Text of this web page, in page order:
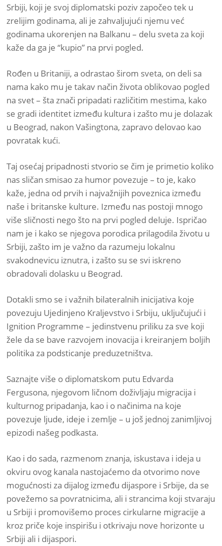
Srbiji, koji je svoj diplomatski poziv započeo tek u
zrelijim godinama, ali je zahvaljujući njemu već
godinama ukorenjen na Balkanu – delu sveta za koji
kaže da ga je “kupio” na prvi pogled.
Rođen u Britaniji, a odrastao širom sveta, on deli sa
nama kako mu je takav način života oblikovao pogled
na svet – šta znači pripadati različitim mestima, kako
se gradi identitet između kultura i zašto mu je dolazak
u Beograd, nakon Vašingtona, zapravo delovao kao
povratak kući.
Taj osećaj pripadnosti stvorio se čim je primetio koliko
nas sličan smisao za humor povezuje – to je, kako
kaže, jedna od prvih i najvažnijih poveznica između
naše i britanske kulture. Između nas postoji mnogo
više sličnosti nego što na prvi pogled deluje. Ispričao
nam je i kako se njegova porodica prilagodila životu u
Srbiji, zašto im je važno da razumeju lokalnu
svakodnevicu iznutra, i zašto su se svi iskreno
obradovali dolasku u Beograd.
Dotakli smo se i važnih bilateralnih inicijativa koje
povezuju Ujedinjeno Kraljevstvo i Srbiju, uključujući i
Ignition Programme – jedinstvenu priliku za sve koji
žele da se bave razvojem inovacija i kreiranjem boljih
politika za podsticanje preduzetništva.
Saznajte više o diplomatskom putu Edvarda
Fergusona, njegovom ličnom doživljaju migracija i
kulturnog pripadanja, kao i o načinima na koje
povezuje ljude, ideje i zemlje – u još jednoj zanimljivoj
epizodi našeg podkasta.
Kao i do sada, razmenom znanja, iskustava i ideja u
okviru ovog kanala nastojaćemo da otvorimo nove
mogućnosti za dijalog između dijaspore i Srbije, da se
povežemo sa povratnicima, ali i strancima koji stvaraju
u Srbiji i promovišemo proces cirkularne migracije a
kroz priče koje inspirišu i otkrivaju nove horizonte u
Srbiji ali i dijaspori.